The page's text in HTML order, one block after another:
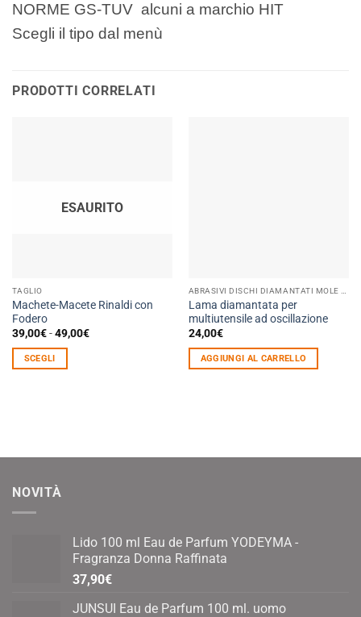
NORME GS-TUV alcuni a marchio HIT
Scegli il tipo dal menù
PRODOTTI CORRELATI
ESAURITO
TAGLIO
Machete-Macete Rinaldi con
Fodero
39,00€ - 49,00€Fascia
SCEGLI
Le
possono
essere
ABRASIVI DISCHI DIAMANTATI MOLE PLATORELLI FORETTI NASTRI
Lama diamantata per
multiutensile ad oscillazione
24,00€
AGGIUNGI AL CARRELLO
NOVITÀ
Lido 100 ml Eau de Parfum YODEYMA -
Fragranza Donna Raffinata
37,90€
JUNSUI Eau de Parfum 100 ml. uomo